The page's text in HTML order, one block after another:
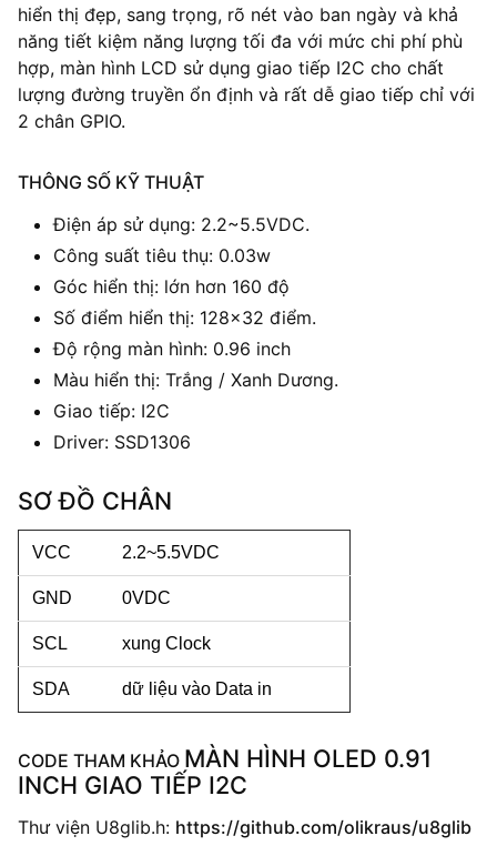
hiển thị đẹp, sang trọng, rõ nét vào ban ngày và khả
năng tiết kiệm năng lượng tối đa với mức chi phí phù
hợp, màn hình LCD sử dụng giao tiếp I2C cho chất
lượng đường truyền ổn định và rất dễ giao tiếp chỉ với
2 chân GPIO.
THÔNG SỐ KỸ THUẬT
Điện áp sử dụng: 2.2~5.5VDC.
Công suất tiêu thụ: 0.03w
Góc hiển thị: lớn hơn 160 độ
Số điểm hiển thị: 128×32 điểm.
Độ rộng màn hình: 0.96 inch
Màu hiển thị: Trắng / Xanh Dương.
Giao tiếp: I2C
Driver: SSD1306
SƠ ĐỒ CHÂN
VCC 2.2~5.5VDC
GND 0VDC
SCL xung Clock
SDA dữ liệu vào Data in
CODE THAM KHẢO MÀN HÌNH OLED 0.91
INCH GIAO TIẾP I2C
Thư viện U8glib.h: https://github.com/olikraus/u8glib